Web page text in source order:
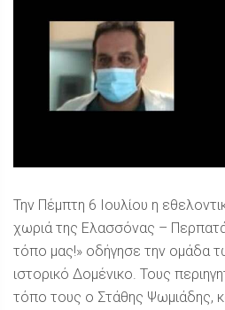
Την Πέμπτη 6 Ιουλίου η
χωριά της Ελασσόνας –
τόπο μας!» οδήγησε την ομάδα
ιστορικό Δομένικο. Τους
τόπο τους ο Στάθης Ψωμιάδης,